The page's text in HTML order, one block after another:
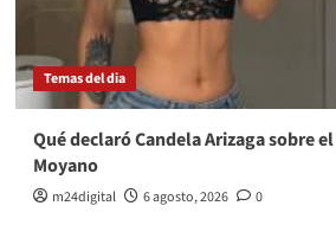
Temas del dia
Qué declaró Candela Arizaga sobre
Moyano
m24digital 6 agosto, 2026 0